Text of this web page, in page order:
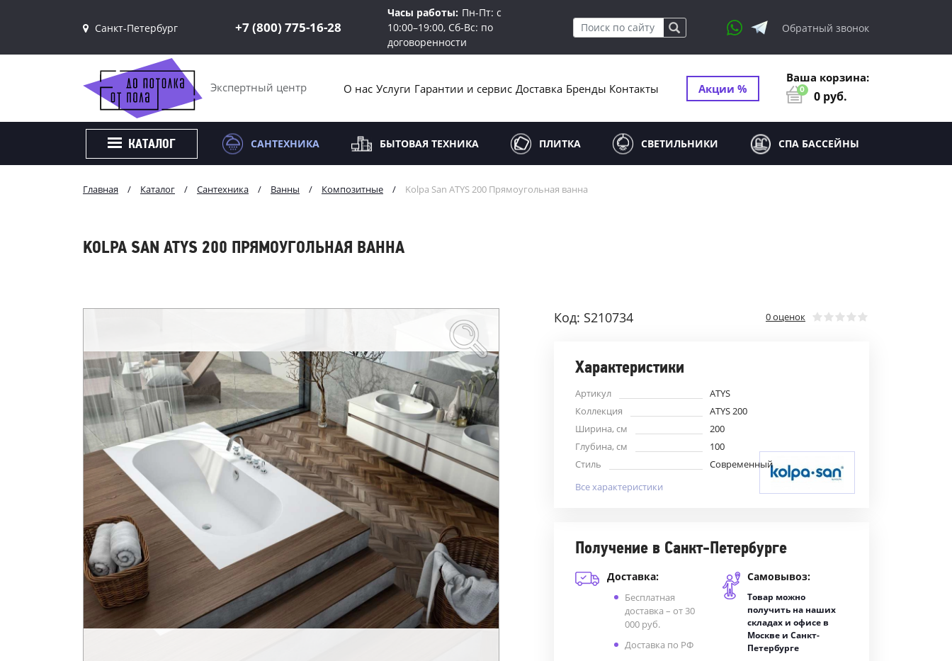
Санкт-Петербург
+7 (800) 775-16-28
Часы работы: Пн-Пт: с
10:00–19:00, Сб-Вс: по
договоренности
Обратный звонок
Экспертный центр О нас Услуги Гарантии и сервис Доставка Бренды Контакты Акции %
Ваша корзина:
0 0 руб.
КАТАЛОГ САНТЕХНИКА БЫТОВАЯ ТЕХНИКА ПЛИТКА СВЕТИЛЬНИКИ СПА БАССЕЙНЫ
Главная / Каталог / Сантехника / Ванны / Композитные / Kolpa San ATYS 200 Прямоугольная ванна
KOLPA SAN ATYS 200 ПРЯМОУГОЛЬНАЯ ВАННА
Код: S210734 0 оценок
Характеристики
Артикул
ATYS
Коллекция
ATYS 200
Ширина, см
200
Глубина, см
100
Стиль
Современный
Все характеристики
Получение в Санкт-Петербурге
Доставка:
Бесплатная
доставка – от 30
000 руб.
Доставка по РФ
Самовывоз:
Товар можно
получить на наших
складах и офисе в
Москве и Санкт-
Петербурге